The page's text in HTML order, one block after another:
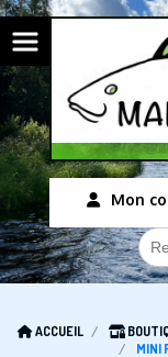
Mon
ACCUEIL
MINI
Panneau de gestion